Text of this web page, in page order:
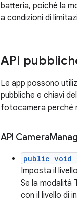
batteria, poiché la
a condizioni di
API
Le app possono
pubbliche e chiavi
fotocamera perché
API Camera
public void
Imposta il
Se la modalità
con il livello di